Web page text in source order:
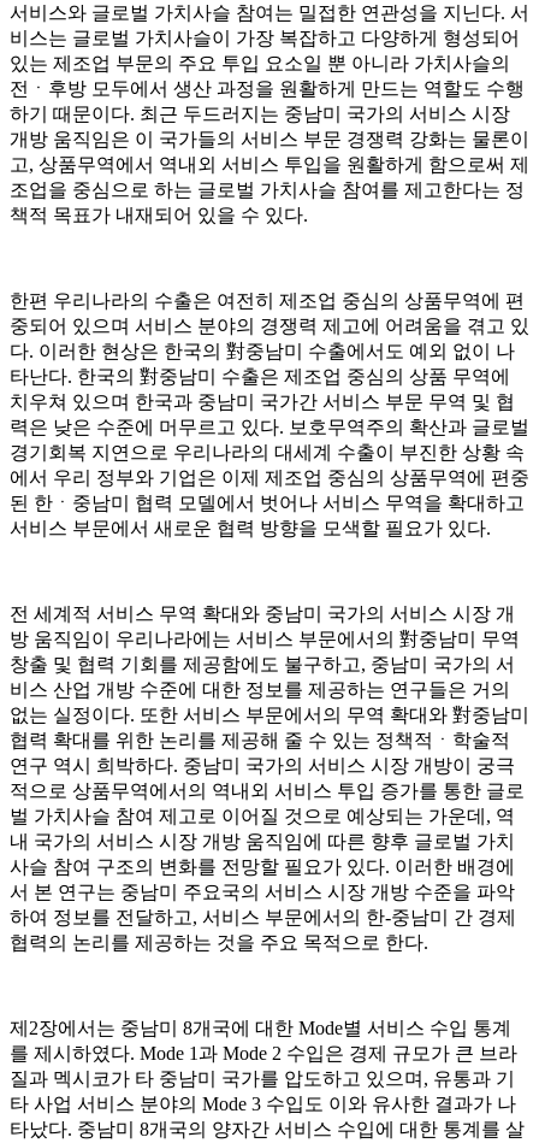
서비스와 글로벌 가치사슬 참여는 밀접한 연관성을 지닌다. 서
비스는 글로벌 가치사슬이 가장 복잡하고 다양하게 형성되어
있는 제조업 부문의 주요 투입 요소일 뿐 아니라 가치사슬의
전ㆍ후방 모두에서 생산 과정을 원활하게 만드는 역할도 수행
하기 때문이다. 최근 두드러지는 중남미 국가의 서비스 시장
개방 움직임은 이 국가들의 서비스 부문 경쟁력 강화는 물론이
고, 상품무역에서 역내외 서비스 투입을 원활하게 함으로써 제
조업을 중심으로 하는 글로벌 가치사슬 참여를 제고한다는 정
책적 목표가 내재되어 있을 수 있다.
한편 우리나라의 수출은 여전히 제조업 중심의 상품무역에 편
중되어 있으며 서비스 분야의 경쟁력 제고에 어려움을 겪고 있
다. 이러한 현상은 한국의 對중남미 수출에서도 예외 없이 나
타난다. 한국의 對중남미 수출은 제조업 중심의 상품 무역에
치우쳐 있으며 한국과 중남미 국가간 서비스 부문 무역 및 협
력은 낮은 수준에 머무르고 있다. 보호무역주의 확산과 글로벌
경기회복 지연으로 우리나라의 대세계 수출이 부진한 상황 속
에서 우리 정부와 기업은 이제 제조업 중심의 상품무역에 편중
된 한ㆍ중남미 협력 모델에서 벗어나 서비스 무역을 확대하고
서비스 부문에서 새로운 협력 방향을 모색할 필요가 있다.
전 세계적 서비스 무역 확대와 중남미 국가의 서비스 시장 개
방 움직임이 우리나라에는 서비스 부문에서의 對중남미 무역
창출 및 협력 기회를 제공함에도 불구하고, 중남미 국가의 서
비스 산업 개방 수준에 대한 정보를 제공하는 연구들은 거의
없는 실정이다. 또한 서비스 부문에서의 무역 확대와 對중남미
협력 확대를 위한 논리를 제공해 줄 수 있는 정책적ㆍ학술적
연구 역시 희박하다. 중남미 국가의 서비스 시장 개방이 궁극
적으로 상품무역에서의 역내외 서비스 투입 증가를 통한 글로
벌 가치사슬 참여 제고로 이어질 것으로 예상되는 가운데, 역
내 국가의 서비스 시장 개방 움직임에 따른 향후 글로벌 가치
사슬 참여 구조의 변화를 전망할 필요가 있다. 이러한 배경에
서 본 연구는 중남미 주요국의 서비스 시장 개방 수준을 파악
하여 정보를 전달하고, 서비스 부문에서의 한-중남미 간 경제
협력의 논리를 제공하는 것을 주요 목적으로 한다.
제2장에서는 중남미 8개국에 대한 Mode별 서비스 수입 통계
를 제시하였다. Mode 1과 Mode 2 수입은 경제 규모가 큰 브라
질과 멕시코가 타 중남미 국가를 압도하고 있으며, 유통과 기
타 사업 서비스 분야의 Mode 3 수입도 이와 유사한 결과가 나
타났다. 중남미 8개국의 양자간 서비스 수입에 대한 통계를 살